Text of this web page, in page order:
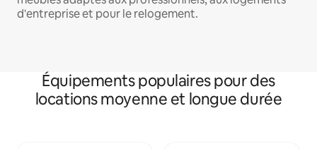
d'entreprise et pour le relogement.
Équipements populaires pour des
locations moyenne et longue durée